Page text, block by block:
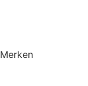
Merken